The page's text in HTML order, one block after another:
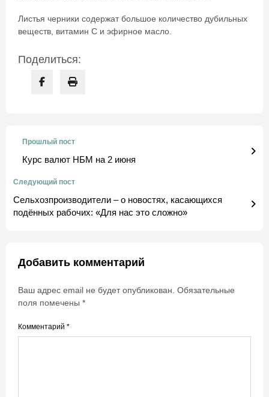
Листья черники содержат большое количество дубильных
веществ, витамин С и эфирное масло.
Поделиться:
Прошлый пост
Курс валют НБМ на 2 июня
Следующий пост
Сельхозпроизводители – о новостях, касающихся
подённых рабочих: «Для нас это сложно»
Добавить комментарий
Ваш адрес email не будет опубликован. Обязательные
поля помечены *
Комментарий *